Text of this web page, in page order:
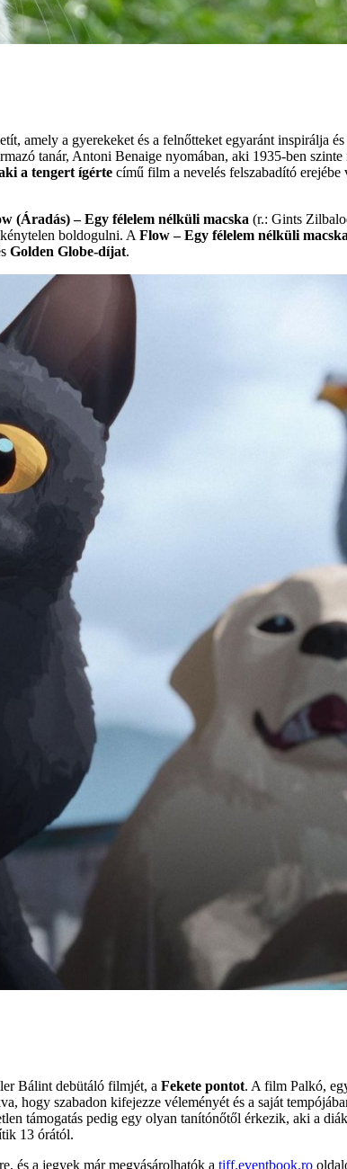
amely a gyerekeket és a felnőtteket egyaránt inspirálja
tanár, Antoni Benaige nyomában, aki 1935-ben
a tengert ígérte című film a nevelés felszabadító
(Áradás) – Egy félelem nélküli macska (r.: Gints
boldogulni. A Flow – Egy félelem nélküli macska
Golden Globe-díjat.
Bálint debütáló filmjét, a Fekete pontot. A film Palkó,
hogy szabadon kifejezze véleményét és a saját
támogatás pedig egy olyan tanítónőtől érkezik, aki a
13 órától.
és a jegyek már megvásárolhatók a tiff.eventbook.ro